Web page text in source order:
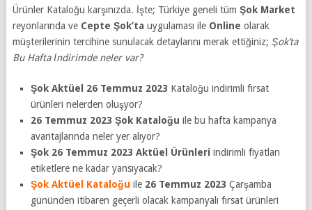
Ürünler Kataloğu karşınızda. İşte; Türkiye geneli tüm Şok Market
reyonlarında ve Cepte Şok’ta uygulaması ile Online olarak
müşterilerinin tercihine sunulacak detaylarını merak ettiğiniz; Şok’ta
Bu Hafta İndirimde neler var?
Şok Aktüel 26 Temmuz 2023 Kataloğu indirimli fırsat
ürünleri nelerden oluşyor?
26 Temmuz 2023 Şok Kataloğuile bu hafta kampanya
avantajlarında neler yer alıyor?
Şok 26 Temmuz 2023 Aktüel Ürünleri indirimli fiyatları
etiketlere ne kadar yansıyacak?
Şok Aktüel Kataloğu ile 26 Temmuz 2023Çarşamba
gününden itibaren geçerli olacak kampanyalı fırsat ürünleri